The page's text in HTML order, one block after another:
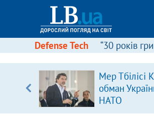
Defense Tech “30 років
Мер Тбілісі
обман
НАТО